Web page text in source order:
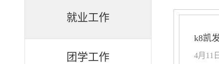
就业工作
团学工作
k8凯
4月11